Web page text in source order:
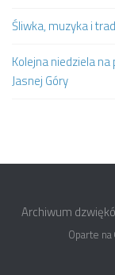
Śliwka, muzyka i
Kolejna niedziela
Jasnej Góry
Archiwum
Oparte na